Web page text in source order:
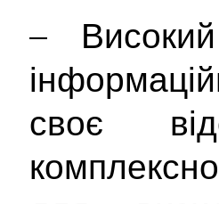
–
своє